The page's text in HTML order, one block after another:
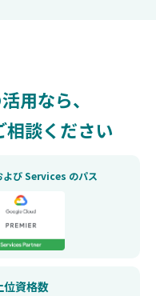
用なら、
相談ください
び Services のパス
位資格数